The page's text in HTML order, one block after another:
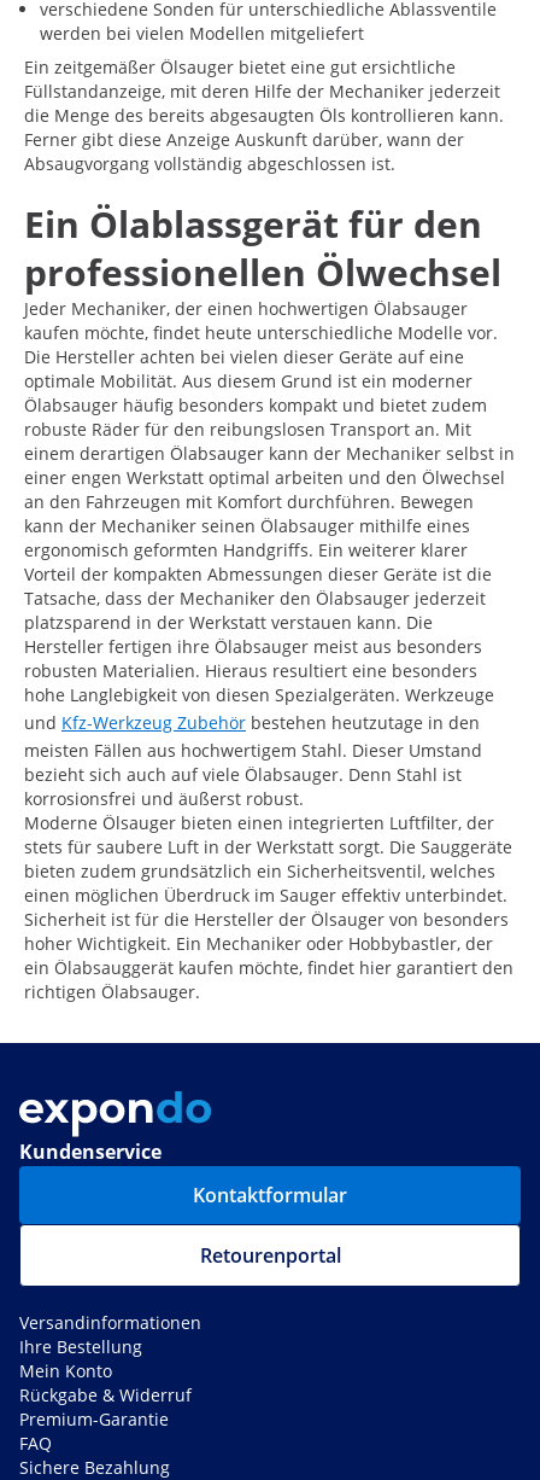
verschiedene Sonden für unterschiedliche Ablassventile
werden bei vielen Modellen mitgeliefert
Ein zeitgemäßer Ölsauger bietet eine gut ersichtliche
Füllstandanzeige, mit deren Hilfe der Mechaniker jederzeit
die Menge des bereits abgesaugten Öls kontrollieren kann.
Ferner gibt diese Anzeige Auskunft darüber, wann der
Absaugvorgang vollständig abgeschlossen ist.
Ein Ölablassgerät für den
professionellen Ölwechsel
Jeder Mechaniker, der einen hochwertigen Ölabsauger
kaufen möchte, findet heute unterschiedliche Modelle vor.
Die Hersteller achten bei vielen dieser Geräte auf eine
optimale Mobilität. Aus diesem Grund ist ein moderner
Ölabsauger häufig besonders kompakt und bietet zudem
robuste Räder für den reibungslosen Transport an. Mit
einem derartigen Ölabsauger kann der Mechaniker selbst in
einer engen Werkstatt optimal arbeiten und den Ölwechsel
an den Fahrzeugen mit Komfort durchführen. Bewegen
kann der Mechaniker seinen Ölabsauger mithilfe eines
ergonomisch geformten Handgriffs. Ein weiterer klarer
Vorteil der kompakten Abmessungen dieser Geräte ist die
Tatsache, dass der Mechaniker den Ölabsauger jederzeit
platzsparend in der Werkstatt verstauen kann. Die
Hersteller fertigen ihre Ölabsauger meist aus besonders
robusten Materialien. Hieraus resultiert eine besonders
hohe Langlebigkeit von diesen Spezialgeräten. Werkzeuge
und Kfz-Werkzeug Zubehör bestehen heutzutage in den
meisten Fällen aus hochwertigem Stahl. Dieser Umstand
bezieht sich auch auf viele Ölabsauger. Denn Stahl ist
korrosionsfrei und äußerst robust.
Moderne Ölsauger bieten einen integrierten Luftfilter, der
stets für saubere Luft in der Werkstatt sorgt. Die Sauggeräte
bieten zudem grundsätzlich ein Sicherheitsventil, welches
einen möglichen Überdruck im Sauger effektiv unterbindet.
Sicherheit ist für die Hersteller der Ölsauger von besonders
hoher Wichtigkeit. Ein Mechaniker oder Hobbybastler, der
ein Ölabsauggerät kaufen möchte, findet hier garantiert den
richtigen Ölabsauger.
Kundenservice
Kontaktformular
Retourenportal
Versandinformationen
Ihre Bestellung
Mein Konto
Rückgabe & Widerruf
Premium-Garantie
FAQ
Sichere Bezahlung